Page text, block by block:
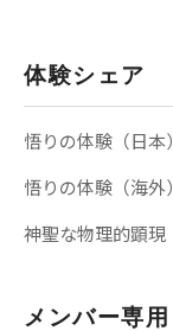
体験シェア
悟りの体験（日本）
悟りの体験（海外）
神聖な物理的顕現
メンバー専用